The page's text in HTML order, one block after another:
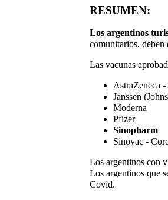
RESUMEN:
Los argentinos
comunitarios, deben
Las vacunas
AstraZeneca
Janssen
Moderna
Pfizer
Sinopharm
Sinovac -
Los argentinos con
Los argentinos que
Covid.